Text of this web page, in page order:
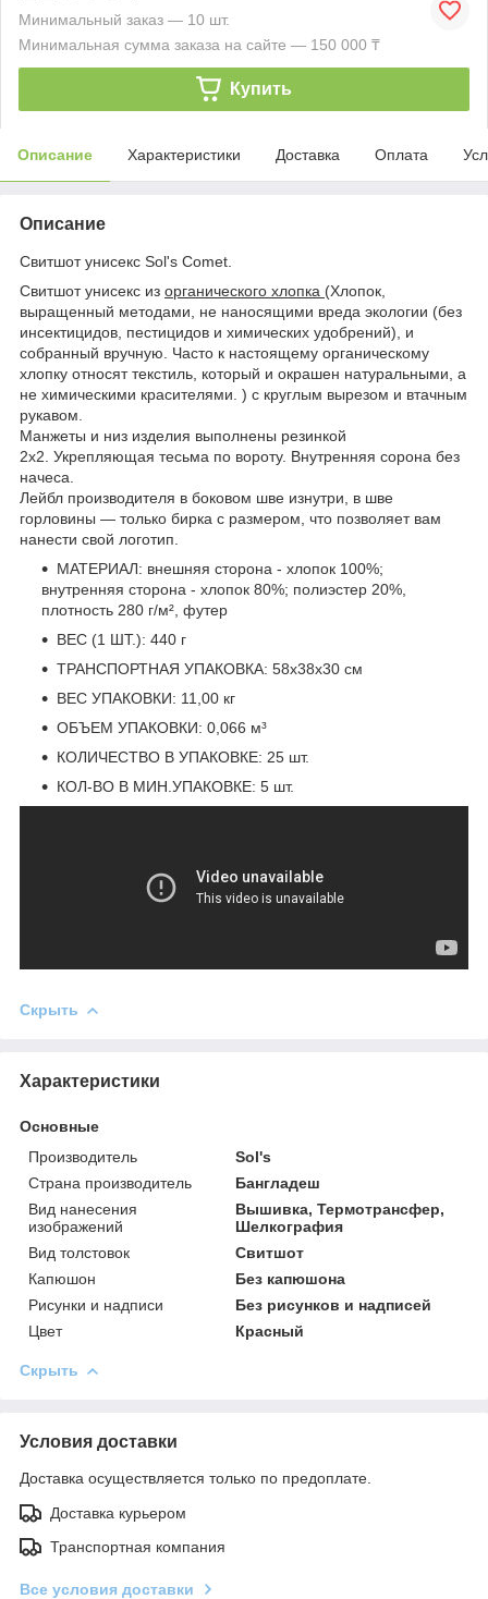
Минимальный заказ — 10 шт.
Минимальная сумма заказа на сайте — 150 000 ₸
Купить
Описание Характеристики Доставка Оплата
Описание
Свитшот унисекс Sol's Comet.
Свитшот унисекс из органического хлопка (Хлопок,
выращенный методами, не наносящими вреда экологии (без
инсектицидов, пестицидов и химических удобрений), и
собранный вручную. Часто к настоящему органическому
хлопку относят текстиль, который и окрашен натуральными, а
не химическими красителями. ) с круглым вырезом и втачным
рукавом.
Манжеты и низ изделия выполнены резинкой
2х2. Укрепляющая тесьма по вороту. Внутренняя сорона без
начеса.
Лейбл производителя в боковом шве изнутри, в шве
горловины — только бирка с размером, что позволяет вам
нанести свой логотип.
МАТЕРИАЛ: внешняя сторона - хлопок 100%;
внутренняя сторона - хлопок 80%; полиэстер 20%,
плотность 280 г/м², футер
ВЕС (1 ШТ.): 440 г
ТРАНСПОРТНАЯ УПАКОВКА: 58x38x30 см
ВЕС УПАКОВКИ: 11,00 кг
ОБЪЕМ УПАКОВКИ: 0,066 м³
КОЛИЧЕСТВО В УПАКОВКЕ: 25 шт.
КОЛ-ВО В МИН.УПАКОВКЕ: 5 шт.
Скрыть
Характеристики
Основные
Производитель
Sol's
Страна производитель
Бангладеш
Вид нанесения
изображений
Вышивка, Термотрансфер,
Шелкография
Вид толстовок
Свитшот
Капюшон
Без капюшона
Рисунки и надписи
Без рисунков и надписей
Цвет
Красный
Скрыть
Условия доставки
Доставка осуществляется только по предоплате.
Доставка курьером
Транспортная компания
Все условия доставки